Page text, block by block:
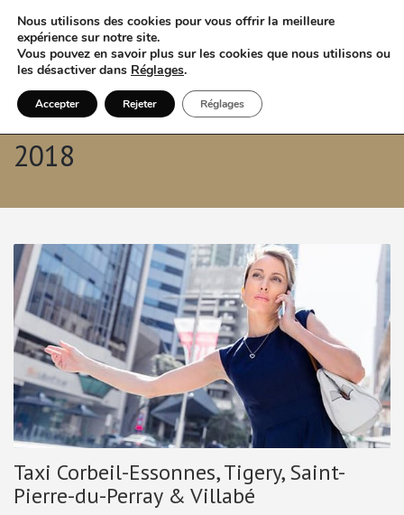
Archives mensuelles: octobre
2018
Taxi Corbeil-Essonnes, Tigery, Saint-
Pierre-du-Perray & Villabé
Nous utilisons des cookies pour vous offrir la meilleure
expérience sur notre site.
Vous pouvez en savoir plus sur les cookies que nous utilisons ou
les désactiver dans Réglages.
Accepter Rejeter Réglages